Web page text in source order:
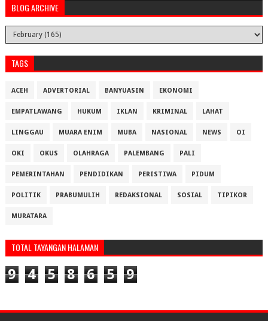
BLOG ARCHIVE
TAGS
ACEH ADVERTORIAL BANYUASIN EKONOMI
EMPATLAWANG HUKUM IKLAN KRIMINAL LAHAT
LINGGAU MUARA ENIM MUBA NASIONAL NEWS OI
OKI OKUS OLAHRAGA PALEMBANG PALI
PEMERINTAHAN PENDIDIKAN PERISTIWA PIDUM
POLITIK PRABUMULIH REDAKSIONAL SOSIAL TIPIKOR
MURATARA
TOTAL TAYANGAN HALAMAN
9 4 5 8 6 5 9